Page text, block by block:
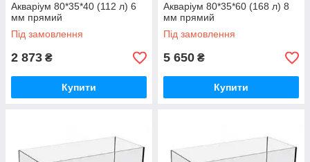
Акваріум 80*35*40 (112 л) 6
мм прямий
Під замовлення
2 873 ₴
Купити
Акваріум 80*35*60 (168 л) 8
мм прямий
Під замовлення
5 650 ₴
Купити